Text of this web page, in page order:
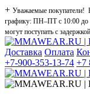
+ Уважаемые покупатели!
графику: ПН–ПТ с 10:00
могут поступать с
Доставка Оплата
+7-900-353-13-74 +7